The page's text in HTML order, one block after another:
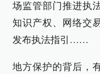
场监管部门推进执
知识产权、网络交
发布执法指引……
地方保护的背后，